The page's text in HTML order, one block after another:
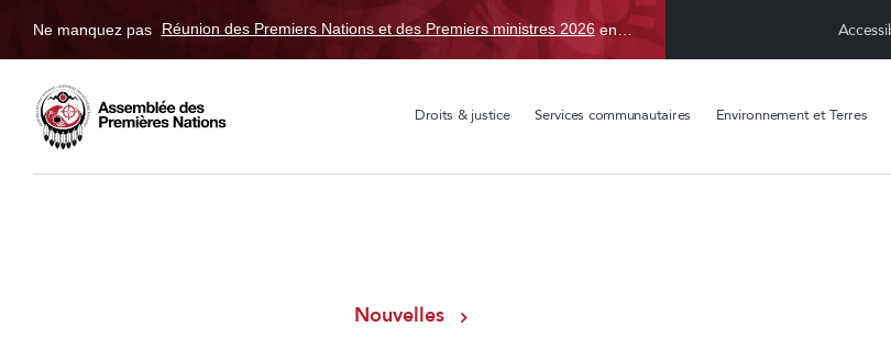
Ne manquez pas Réunion des Premiers Nations et des Premiers ministres 2026en TBD, du 15 avr. au 1 sept.
Droits & justice Services communautaires Environnement et Terres
Nouvelles